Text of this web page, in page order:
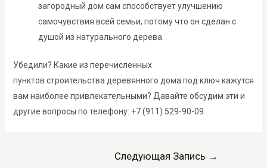
загородный дом сам способствует улучшению
самочувствия всей семьи, потому что он сделан с
душой из натурального дерева.
Убедили? Какие из перечисленных
пунктов строительства деревянного дома под ключ кажутся
вам наиболее привлекательными? Давайте обсудим эти и
другие вопросы по телефону: +7 (911) 529-90-09.
Следующая Запись →